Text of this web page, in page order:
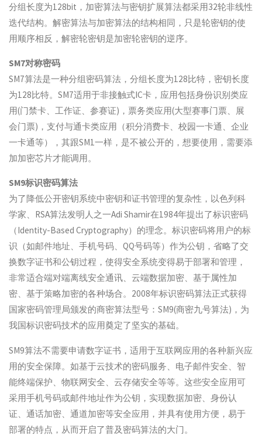
分组长度为128bit，加密算法与密钥扩展算法都采用32轮非线性
迭代结构。解密算法与加密算法的结构相同，只是轮密钥的使
用顺序相反，解密轮密钥是加密轮密钥的逆序。
SM7对称密码
SM7算法是一种分组密码算法，分组长度为128比特，密钥长度
为128比特。SM7适用于非接触式IC卡，应用包括身份识别类应
用(门禁卡、工作证、参赛证)，票务类应用(大型赛事门票、展
会门票)，支付与通卡类应用（积分消费卡、校园一卡通、企业
一卡通等），其跟SM1一样，是不被公开的，想要使用，需要添
加加密芯片才能调用。
SM9标识密码算法
为了降低公开密钥系统中密钥和证书管理的复杂性，以色列科
学家、RSA算法发明人之一Adi Shamir在1984年提出了标识密码
（Identity-Based Cryptography）的理念。标识密码将用户的标
识（如邮件地址、手机号码、QQ号码等）作为公钥，省略了交
换数字证书和公钥过程，使得安全系统变得易于部署和管理，
非常适合端对端离线安全通讯、云端数据加密、基于属性加
密、基于策略加密的各种场合。2008年标识密码算法正式获得
国家密码管理局颁发的商密算法型号：SM9(商密九号算法)，为
我国标识密码技术的应用奠定了坚实的基础。
SM9算法不需要申请数字证书，适用于互联网应用的各种新兴应
用的安全保障。如基于云技术的密码服务、电子邮件安全、智
能终端保护、物联网安全、云存储安全等等。这些安全应用可
采用手机号码或邮件地址作为公钥，实现数据加密、身份认
证、通话加密、通道加密等安全应用，并具有使用方便，易于
部署的特点，从而开启了普及密码算法的大门。